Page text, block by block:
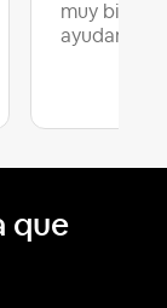
muy bien!!
ayudar
que